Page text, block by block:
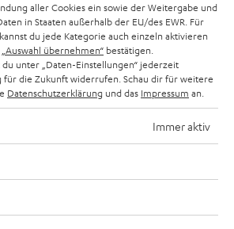
Kabel
aller Cookies ein sowie der Weitergabe und
in Staaten außerhalb der EU/des EWR. Für
du jede Kategorie auch einzeln aktivieren
„Auswahl übernehmen“ bestätigen.
unter „Daten-Einstellungen“ jederzeit
für die Zukunft widerrufen. Schau dir für weitere
Datenschutzerklärung und das Impressum an.
Immer aktiv